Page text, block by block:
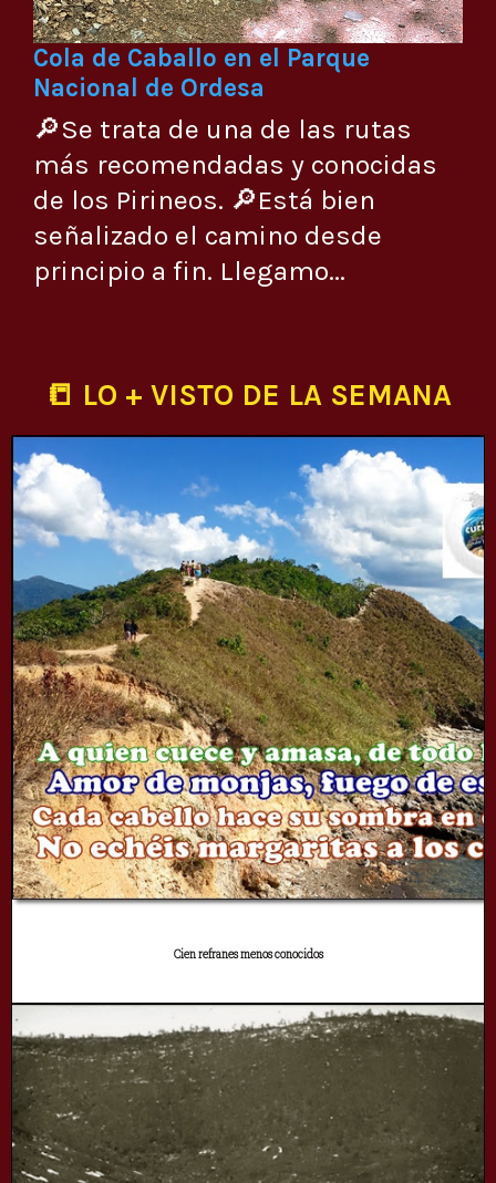
Cola de Caballo en el Parque
Nacional de Ordesa
🔎Se trata de una de las rutas
más recomendadas y conocidas
de los Pirineos. 🔎Está bien
señalizado el camino desde
principio a fin. Llegamo...
📒 LO + VISTO DE LA SEMANA
Cien refranes menos conocidos